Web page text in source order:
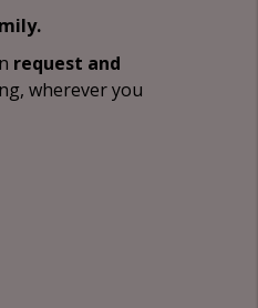
request and
wherever you